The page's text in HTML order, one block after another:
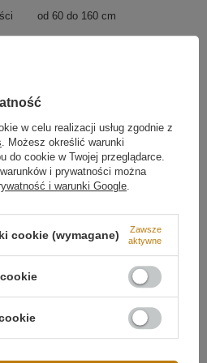
pierścienia pozwalają
układów wnętrz – od kuchni
typu open space.
od 60 do 160 cm
kelwinów
Ściemnianie tradycyjne
(ściemniacz ścienny)
w celu realizacji usług zgodnie z
. Możesz określić warunki
do cookie w Twojej przeglądarce.
i prywatności można
i warunki Google.
cookie (wymagane)
Zawsze
aktywne